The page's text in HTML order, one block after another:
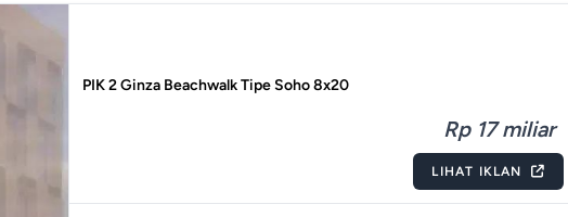
PIK 2 Ginza Beachwalk Tipe Soho 8x20
Rp 17 miliar
LIHAT IKLAN